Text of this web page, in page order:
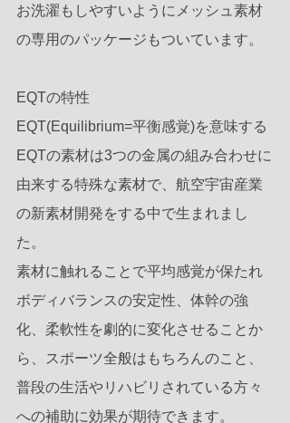
お洗濯もしやすいようにメッシュ素材
の専用のパッケージもついています。
EQTの特性
EQT(Equilibrium=平衡感覚)を意味する
EQTの素材は3つの金属の組み合わせに
由来する特殊な素材で、航空宇宙産業
の新素材開発をする中で生まれまし
た。
素材に触れることで平均感覚が保たれ
ボディバランスの安定性、体幹の強
化、柔軟性を劇的に変化させることか
ら、スポーツ全般はもちろんのこと、
普段の生活やリハビリされている方々
への補助に効果が期待できます。